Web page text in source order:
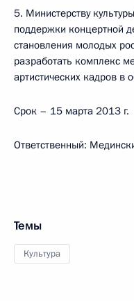
5. Министерству
поддержки концертной
становления молодых
разработать комплекс
артистических кадров в
Срок – 15 марта 2013 г.
Ответственный:
Темы
Культура